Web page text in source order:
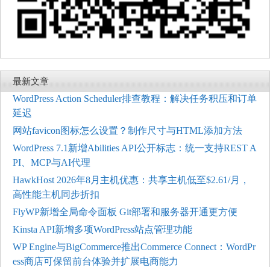
最新文章
WordPress Action Scheduler排查教程：解决任务积压和订单
延迟
网站favicon图标怎么设置？制作尺寸与HTML添加方法
WordPress 7.1新增Abilities API公开标志：统一支持REST A
PI、MCP与AI代理
HawkHost 2026年8月主机优惠：共享主机低至$2.61/月，
高性能主机同步折扣
FlyWP新增全局命令面板 Git部署和服务器开通更方便
Kinsta API新增多项WordPress站点管理功能
WP Engine与BigCommerce推出Commerce Connect：WordPr
ess商店可保留前台体验并扩展电商能力